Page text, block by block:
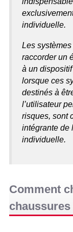
individuelle.
Les
raccorder un
à un
lorsque ces
destinés à
l’utilisateur
risques, sont
intégrante de
individuelle.
Comment